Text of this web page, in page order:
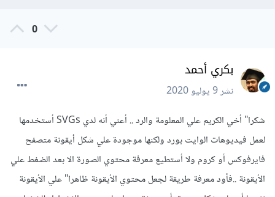
0
بكري أحمد
نشر9 يوليو 2020
شكرا" أخي الكريم علي المعلومة والرد .. أعني أنه لدي SVGs أستخدمها
لعمل فيديوهات الوايت بورد ولكنها موجودة علي شكل أيقونة متصفح
فايرفوكس أو كروم ولا أستطيع معرفة محتوي الصورة الا بعد الضغط علي
الأيقونة ..فأود معرفة طريقة لجعل محتوي الأيقونة ظاهرا" علي الأيقونة